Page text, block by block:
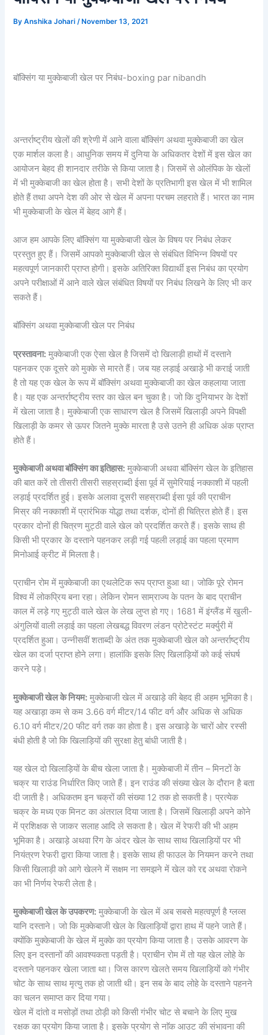
ByAnshika Johari/ November 13, 2021
बॉक्सिंग या मुक्केबाजी खेल पर निबंध-boxing par nibandh
अन्तर्राष्ट्रीय खेलों की श्रेणी में आने वाला बॉक्सिंग अथवा मुक्केबाजी का खेल
एक मार्शल कला है। आधुनिक समय में दुनिया के अधिकतर देशों में इस खेल का
आयोजन बेहद ही शानदार तरीके से किया जाता है। जिसमें से ओलंपिक के खेलों
में भी मुक्केबाजी का खेल होता है। सभी देशों के प्रतिभागी इस खेल में भी शामिल
होते हैं तथा अपने देश की ओर से खेल में अपना परचम लहराते हैं। भारत का नाम
भी मुक्केबाजी के खेल में बेहद आगे हैं।
आज हम आपके लिए बॉक्सिंग या मुक्केबाजी खेल के विषय पर निबंध लेकर
प्रस्तुत हुए हैं। जिसमें आपको मुक्केबाजी खेल से संबंधित विभिन्न विषयों पर
महत्वपूर्ण जानकारी प्राप्त होगी। इसके अतिरिक्त विद्यार्थी इस निबंध का प्रयोग
अपने परीक्षाओं में आने वाले खेल संबंधित विषयों पर निबंध लिखने के लिए भी कर
सकते हैं।
बॉक्सिंग अथवा मुक्केबाजी खेल पर निबंध
प्रस्तावना: मुक्केबाजी एक ऐसा खेल है जिसमें दो खिलाड़ी हाथों में दस्ताने
पहनकर एक दूसरे को मुक्के से मारते हैं। जब यह लड़ाई अखाड़े भी कराई जाती
है तो यह एक खेल के रूप में बॉक्सिंग अथवा मुक्केबाजी का खेल कहलाया जाता
है। यह एक अन्तर्राष्ट्रीय स्तर का खेल बन चुका है। जो कि दुनियाभर के देशों
में खेला जाता है। मुक्केबाजी एक साधारण खेल है जिसमें खिलाड़ी अपने विपक्षी
खिलाड़ी के कमर से ऊपर जितने मुक्के मारता है उसे उतने ही अधिक अंक प्राप्त
होते हैं।
मुक्केबाजी अथवा बॉक्सिंग का इतिहास: मुक्केबाजी अथवा बॉक्सिंग खेल के इतिहास
की बात करें तो तीसरी तीसरी सहस्राब्दी ईसा पूर्व में सुमेरियाई नक्काशी में पहली
लड़ाई प्रदर्शित हुई। इसके अलावा दूसरी सहस्राब्दी ईसा पूर्व की प्राचीन
मिस्र की नक्काशी में प्रारंभिक योद्धा तथा दर्शक, दोनों ही चित्रित होते हैं। इस
प्रकार दोनों ही चित्रण मुट्ठी वाले खेल को प्रदर्शित करते हैं। इसके साथ ही
किसी भी प्रकार के दस्ताने पहनकर लड़ी गई पहली लड़ाई का पहला प्रमाण
मिनोआई क्रीट में मिलता है।
प्राचीन रोम में मुक्केबाजी का एथलेटिक रूप प्राप्त हुआ था। जोकि पूरे रोमन
विश्व में लोकप्रिय बना रहा। लेकिन रोमन साम्राज्य के पतन के बाद प्राचीन
काल में लड़े गए मुट्ठी वाले खेल के लेख लुप्त हो गए। 1681 में इंग्लैंड में खुली-
अंगुलियों वाली लड़ाई का पहला लेखबद्ध विवरण लंडन प्रोटेस्टंट मर्क्युरी में
प्रदर्शित हुआ। उन्नीसवीं शताब्दी के अंत तक मुक्केबाजी खेल को अन्तर्राष्ट्रीय
खेल का दर्जा प्राप्त होने लगा। हालांकि इसके लिए खिलाड़ियों को कई संघर्ष
करने पड़े।
मुक्केबाजी खेल के नियम: मुक्केबाजी खेल में अखाड़े की बेहद ही अहम भूमिका है।
यह अखाड़ा कम से कम 3.66 वर्ग मीटर/14 फीट वर्ग और अधिक से अधिक
6.10 वर्ग मीटर/20 फीट वर्ग तक का होता है। इस अखाड़े के चारों ओर रस्सी
बंधी होती है जो कि खिलाड़ियों की सुरक्षा हेतु बांधी जाती है।
यह खेल दो खिलाड़ियों के बीच खेला जाता है। मुक्केबाजी में तीन – मिनटों के
चक्र या राउंड निर्धारित किए जाते हैं। इन राउंड की संख्या खेल के दौरान है बता
दी जाती है। अधिकतम इन चक्रों की संख्या 12 तक हो सकती है। प्रत्येक
चक्र के मध्य एक मिनट का अंतराल दिया जाता है। जिसमें खिलाड़ी अपने कोने
में प्रशिक्षक से जाकर सलाह आदि ले सकता है। खेल में रेफरी की भी अहम
भूमिका है। अखाड़े अथवा रिंग के अंदर खेल के साथ साथ खिलाड़ियों पर भी
नियंत्रण रेफरी द्वारा किया जाता है। इसके साथ ही फाउल के नियमन करने तथा
किसी खिलाड़ी को आगे खेलने में सक्षम ना समझने में खेल को रद्द अथवा रोकने
का भी निर्णय रेफरी लेता है।
मुक्केबाजी खेल के उपकरण: मुक्केबाजी के खेल में अब सबसे महत्वपूर्ण है ग्लव्स
यानि दस्ताने। जो कि मुक्केबाजी खेल के खिलाड़ियों द्वारा हाथ में पहने जाते हैं।
क्योंकि मुक्केबाजी के खेल में मुक्के का प्रयोग किया जाता है। उसके आवरण के
लिए इन दस्तानों की आवश्यकता पड़ती है। प्राचीन रोम में तो यह खेल लोहे के
दस्ताने पहनकर खेला जाता था। जिस कारण खेलते समय खिलाड़ियों को गंभीर
चोट के साथ साथ मृत्यु तक हो जाती थी। इन सब के बाद लोहे के दस्ताने पहनने
का चलन समाप्त कर दिया गया।
खेल में दांतो व मसोड़ों तथा ठोड़ी को किसी गंभीर चोट से बचाने के लिए मुख
रक्षक का प्रयोग किया जाता है। इसके प्रयोग से नाॅक आउट की संभावना की